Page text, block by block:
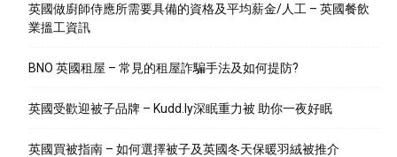
英國做廚師侍應所需要具備的資格及平均薪金/人工 – 英國餐飲
業搵工資訊
BNO 英國租屋 – 常見的租屋詐騙手法及如何提防?
英國受歡迎被子品牌 – Kudd.ly深眠重力被 助你一夜好眠
英國買被指南 – 如何選擇被子及英國冬天保暖羽絨被推介